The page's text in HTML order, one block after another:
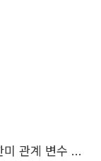
쿠팡 두둔 美 의원들, 정통망법 항의…한미 관계 변수 될까